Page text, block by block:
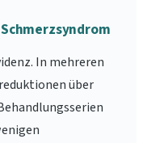
In mehreren
über